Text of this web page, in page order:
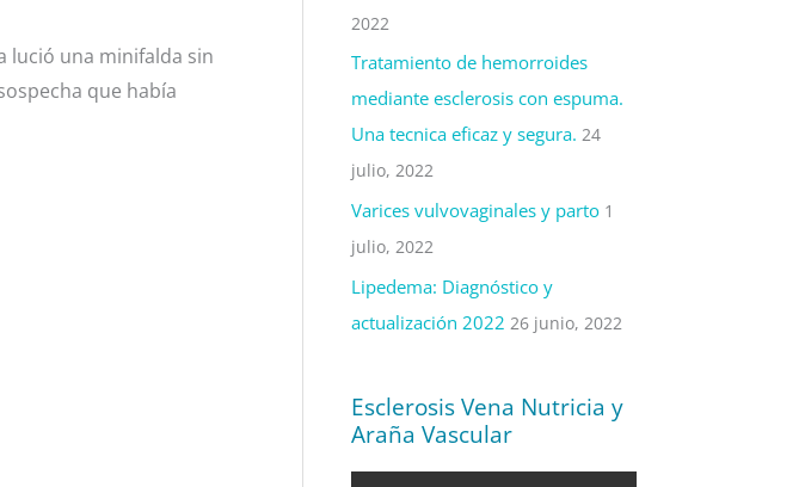
lució una minifalda sin
que había
2022
Tratamiento de hemorroides
mediante esclerosis con espuma.
Una tecnica eficaz y segura. 24
julio, 2022
Varices vulvovaginales y parto 1
julio, 2022
Lipedema: Diagnóstico y
actualización 2022 26 junio, 2022
Esclerosis Vena Nutricia y
Araña Vascular